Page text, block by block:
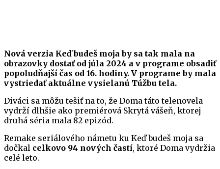
Nová verzia Keď budeš moja by sa tak mala na
obrazovky dostať od júla 2024 a v programe obsadiť
popoludňajší čas od 16. hodiny. V programe by mala
vystriedať aktuálne vysielanú Túžbu tela.
Diváci sa môžu tešiť na to, že Doma táto telenovela
vydrží dlhšie ako premiérová Skrytá vášeň, ktorej
druhá séria mala 82 epizód.
Remake seriálového námetu ku Keď budeš moja sa
dočkal celkovo 94 nových častí, ktoré Doma vydržia
celé leto.